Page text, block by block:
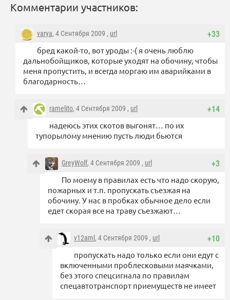
Комментарии участников:
+33
varya, 4 Сентября 2009 , url
бред какой-то, вот уроды :-( я очень люблю
дальнобойщиков, которые уходят на обочину, чтобы
меня пропустить, и всегда моргаю им аварийками в
благодарность…
+14
ramelito, 4 Сентября 2009 , url
надеюсь этих скотов выгонят… по их
тупорылому мнению пусть люди бьются
+3
GreyWolf, 4 Сентября 2009 , url
По моему в правилах есть что надо скорую,
пожарных и т.п. пропускать съезжая на
обочину. У нас в пробках обычное дело если
едет скорая все на траву съезжают…
+10
v12aml , 4 Сентября 2009 , url
пропускать надо только если они едут с
включенными проблесковыми маячками,
без этого спецсигнала по правилам
спецавтотранспорт приемуществ не имеет